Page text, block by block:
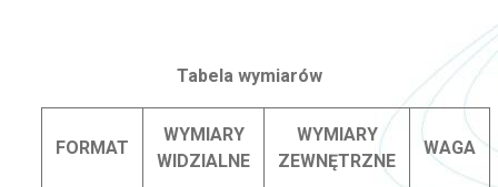
Tabela wymiarów
FORMAT
WYMIARY
WIDZIALNE
WYMIARY
ZEWNĘTRZNE
WAGA